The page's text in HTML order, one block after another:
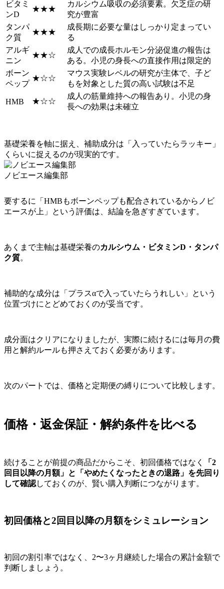
ビタミ
ンD
★★★
カルシウム吸収の必須要素。欠乏症の研
究が豊富
タンパ
ク質
★★★
成長期に必要な量はしっかり定まってい
る
アルギ
ニン
★★☆
成人での成長ホルモン分泌促進の報告は
ある。小児の身長への直接作用は限定的
ボーン
ペップ
★☆☆
マウス実験レベルの研究が主体で、子ど
もを対象とした質の高い試験は不足
HMB ★☆☆
成人の筋量維持への報告あり。小児の身
長への効果は未確立
基礎栄養を軸に据え、補助成分は「入っていたらラッキー」
くらいに捉えるのが現実的です。
ノビエース編集部
要するに「HMBもボーンペップも配合されているからノビ
エースが上」という評価は、結論を急ぎすぎています。
あくまで主軸は基礎栄養のカルシウム・ビタミンD・タンパ
ク質。
補助的な成分は「プラスαで入っていたらうれしい」という
位置づけにとどめておくのが妥当です。
成分面はクリアになりましたが、実際に続けるには毎月の費
用と解約ルールも押さえておく必要があります。
次のパートでは、価格と定期便の縛りについて比較します。
価格・返金保証・解約条件を比べる
続けることが前提の商品だからこそ、初回価格ではなく
「2
回目以降の月額」と「やめたくなったときの退路」を先回り
して確認しておくのが、賢い購入判断につながります。
初回価格と2回目以降の月額をシミュレーション
初回の割引率ではなく、2〜3ヶ月継続した場合の累計金額で
判断しましょう。